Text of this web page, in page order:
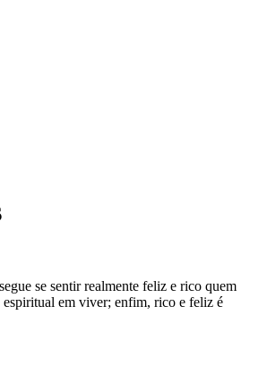
se sentir realmente feliz e rico quem
espiritual em viver; enfim, rico e feliz é